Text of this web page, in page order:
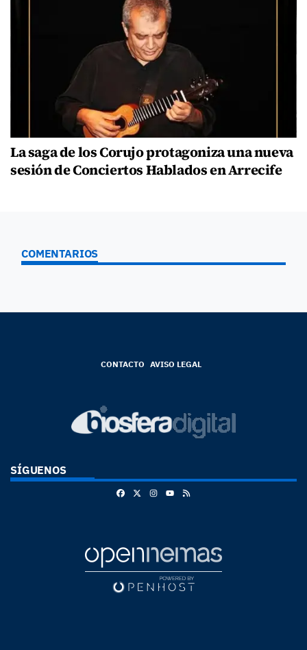
La saga de los Corujo protagoniza una nueva
sesión de Conciertos Hablados en Arrecife
COMENTARIOS
CONTACTO AVISO LEGAL
SÍGUENOS
FacebookInstagram